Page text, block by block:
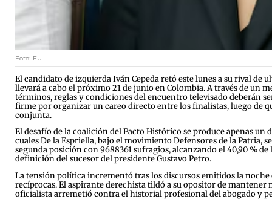
Foto: EU.
El candidato de izquierda Iván Cepeda retó este lunes a su rival de
llevará a cabo el próximo 21 de junio en Colombia. A través de un
términos, reglas y condiciones del encuentro televisado deberán
firme por organizar un careo directo entre los finalistas, luego de
conjunta.
El desafío de la coalición del Pacto Histórico se produce apenas
cuales De la Espriella, bajo el movimiento Defensores de la Patria,
segunda posición con 9688361 sufragios, alcanzando el 40,90 %
definición del sucesor del presidente Gustavo Petro.
La tensión política incrementó tras los discursos emitidos la
recíprocas. El aspirante derechista tildó a su opositor de
oficialista arremetió contra el historial profesional del abogado y